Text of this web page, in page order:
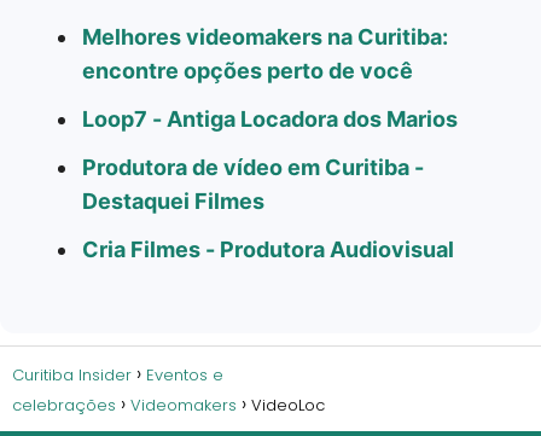
Melhores videomakers na Curitiba:
encontre opções perto de você
Loop7 - Antiga Locadora dos Marios
Produtora de vídeo em Curitiba -
Destaquei Filmes
Cria Filmes - Produtora Audiovisual
Curitiba Insider
Eventos e
celebrações
Videomakers VideoLoc